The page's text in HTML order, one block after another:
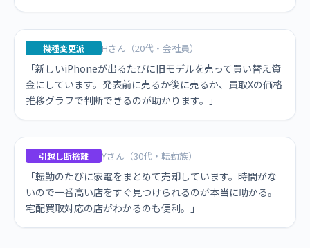
機種変更派 Hさん（20代・会社員）
「新しいiPhoneが出るたびに旧モデルを売って買い替え資
金にしています。発表前に売るか後に売るか、買取Xの価格
推移グラフで判断できるのが助かります。」
引越し断捨離 Yさん（30代・転勤族）
「転勤のたびに家電をまとめて売却しています。時間がな
いので一番高い店をすぐ見つけられるのが本当に助かる。
宅配買取対応の店がわかるのも便利。」